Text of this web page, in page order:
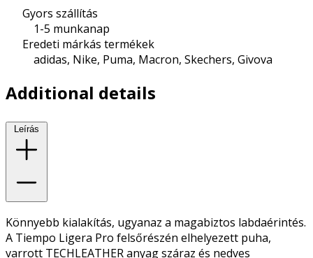
Gyors szállítás
1-5 munkanap
Eredeti márkás termékek
adidas, Nike, Puma, Macron, Skechers, Givova
Additional details
Leírás
Könnyebb kialakítás, ugyanaz a magabiztos labdaérintés.
A Tiempo Ligera Pro felsőrészén elhelyezett puha,
varrott TECHLEATHER anyag száraz és nedves